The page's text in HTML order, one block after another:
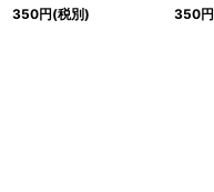
350円(税別)
350円